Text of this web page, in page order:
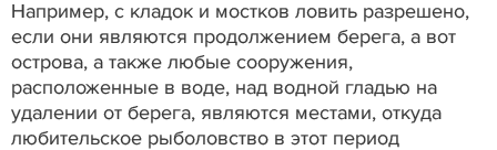
Например, с кладок и мостков ловить разрешено,
если они являются продолжением берега, а вот
острова, а также любые сооружения,
расположенные в воде, над водной гладью на
удалении от берега, являются местами, откуда
любительское рыболовство в этот период